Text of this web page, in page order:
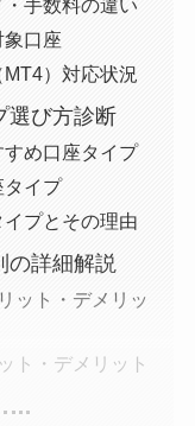
手数料の違い
口座
）対応状況
選び方診断
すめ口座タイプ
タイプ
プとその理由
の詳細解説
ット・デメリッ
ト・デメリット